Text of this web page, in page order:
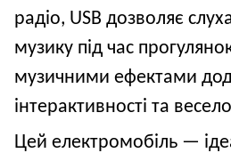
радіо, USB дозволяє
музику під час
музичними ефектами
інтерактивності та
Цей електромобіль —